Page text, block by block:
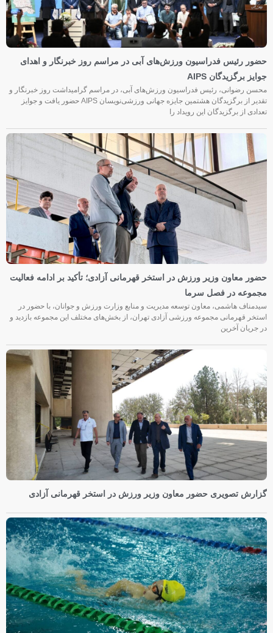
حضور رئیس فدراسیون ورزش‌های آبی در مراسم روز خبرنگار و اهدای
جوایز برگزیدگان AIPS
محسن رضوانی، رئیس فدراسیون ورزش‌های آبی، در مراسم گرامیداشت روز خبرنگار و
تقدیر از برگزیدگان هشتمین جایزه جهانی ورزشی‌نویسان AIPS حضور یافت و جوایز
تعدادی از برگزیدگان این رویداد را
حضور معاون وزیر ورزش در استخر قهرمانی آزادی؛ تأکید بر ادامه فعالیت
مجموعه در فصل سرما
سیدمناف هاشمی، معاون توسعه مدیریت و منابع وزارت ورزش و جوانان، با حضور در
استخر قهرمانی مجموعه ورزشی آزادی تهران، از بخش‌های مختلف این مجموعه بازدید و
در جریان آخرین
گزارش تصویری حضور معاون وزیر ورزش در استخر قهرمانی آزادی